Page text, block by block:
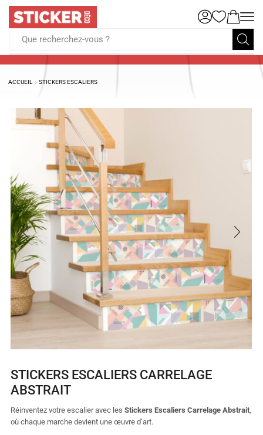
Que recherchez-vous ?
ACCUEIL STICKERS ESCALIERS
STICKERS ESCALIERS CARRELAGE
ABSTRAIT
Réinventez votre escalier avec les Stickers Escaliers Carrelage Abstrait
où chaque marche devient une œuvre d’art.